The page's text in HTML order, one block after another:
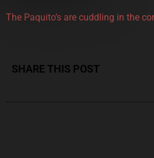
The Paquito’s are cuddling in the
SHARE THIS POST